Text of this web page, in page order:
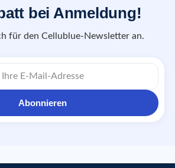
bei Anmeldung!
für den Cellublue-Newsletter an.
Abonnieren